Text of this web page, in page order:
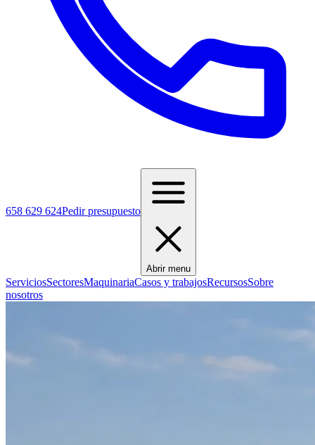
658 629 624Pedir presupuesto
Abrir menu
ServiciosSectoresMaquinariaCasos y trabajosRecursosSobre
nosotros